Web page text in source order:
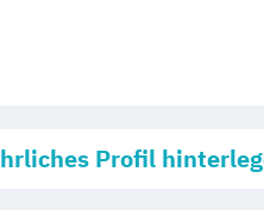
Profil